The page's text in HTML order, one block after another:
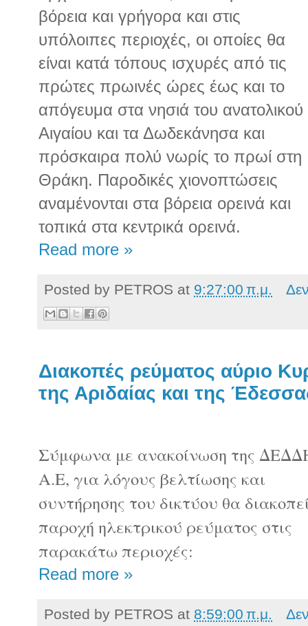
βόρεια και γρήγορα και στις
υπόλοιπες περιοχές, οι οποίες θα
είναι κατά τόπους ισχυρές από τις
πρώτες πρωινές ώρες έως και το
απόγευμα στα νησιά του ανατολικού
Αιγαίου και τα Δωδεκάνησα και
πρόσκαιρα πολύ νωρίς το πρωί στη
Θράκη. Παροδικές χιονοπτώσεις
αναμένονται στα βόρεια ορεινά και
τοπικά στα κεντρικά ορεινά.
Read more »
Posted by PETROS at 9:27:00 π.μ.
Διακοπές ρεύματος αύριο
της Αριδαίας και της
Σύμφωνα με ανακοίνωση της
Α.Ε, για λόγους βελτίωσης και
συντήρησης του δικτύου θα
παροχή ηλεκτρικού ρεύματος στις
παρακάτω περιοχές:
Read more »
Posted by PETROS at 8:59:00 π.μ.